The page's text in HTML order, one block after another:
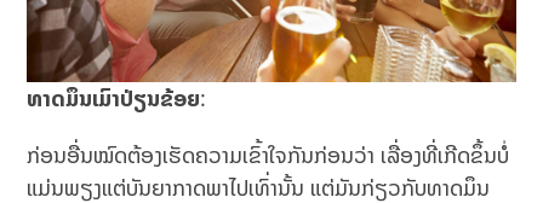
ທາດມຶນເມົາປ່ຽນຂ້ອຍ:
ກ່ອນອື່ນໝົດຕ້ອງເຮັດຄວາມເຂົ້າໃຈກັນກ່ອນວ່າ ເລື່ອງທີ່ເກີດຂຶ້ນບໍ່
ແມ່ນພຽງແຕ່ບັນຍາກາດພາໄປເທົ່ານັ້ນ ແຕ່ມັນກ່ຽວກັບທາດມຶນ